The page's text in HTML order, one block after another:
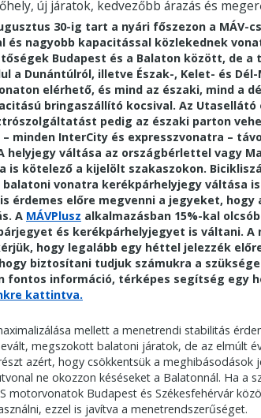
új járatok, kedvezőbb árazás és
30-ig tart a nyári főszezon a MÁV-
és nagyobb kapacitással közlekednek
Budapest és a Balaton között, de a
a Dunántúlról, illetve Észak-, Kelet- és
elérhető, és mind az északi, mind a
bringaszállító kocsival. Az Utasellátó
pedig az északi parton
minden InterCity és expresszvonatra –
helyjegy váltása az országbérlettel vagy
is kötelező a kijelölt szakaszokon.
vonatra kerékpárhelyjegy váltása
érdemes előre megvenni a jegyeket,
A MÁVPlusz alkalmazásban 15%-kal
és kerékpárhelyjegyet is váltani. A
hogy legalább egy héttel jelezzék
biztosítani tudjuk számukra a
fontos információ, térképes segítség egy
kattintva.
mellett a menetrendi stabilitás
megszokott balatoni járatok, de az elmúlt
azért, hogy csökkentsük a meghibásodások
ne okozzon késéseket a Balatonnál. Ha a
motorvonatok Budapest és Székesfehérvár
ezzel is javítva a menetrendszerűséget.